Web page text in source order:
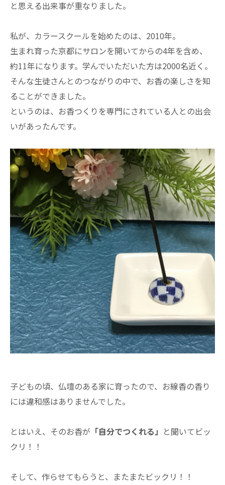
と思える出来事が重なりました。
私が、カラースクールを始めたのは、2010年。
生まれ育った京都にサロンを開いてからの4年を含め、
約11年になります。学んでいただいた方は2000名近く。
そんな生徒さんとのつながりの中で、お香の楽しさを知
ることができました。
というのは、お香つくりを専門にされている人との出会
いがあったんです。
子どもの頃、仏壇のある家に育ったので、お線香の香り
には違和感はありませんでした。
とはいえ、そのお香が 「自分でつくれる」 と聞いてビッ
クリ！！
そして、作らせてもらうと、またまたビックリ！！